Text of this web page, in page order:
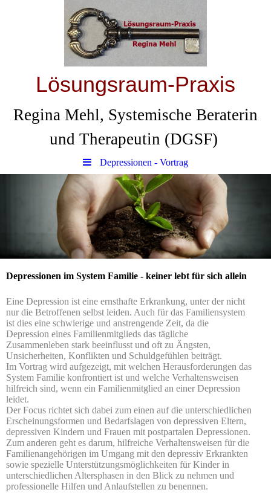
Lösungsraum-Praxis
Regina Mehl, Systemische Beraterin
und Therapeutin (DGSF)
Depressionen - Vortrag
Depressionen im System Familie - keiner lebt für sich allein
Eine Depression ist eine ernsthafte Erkrankung, unter der nicht
nur die Betroffenen selbst leiden. Auch für das Familiensystem
ist dies eine schwierige und anstrengende Zeit, da die
Depression eines Familienmitglieds das tägliche
Zusammenleben stark beeinflusst und oft zu Ängsten,
Unsicherheiten, Konflikten und Schuldgefühlen beiträgt.
Im Vortrag wird aufgezeigt, mit welchen Herausforderungen das
System Familie konfrontiert ist und welche Verhaltensweisen
hilfreich sind, wenn ein Familienmitglied an einer Depression
leidet.
Der Focus richtet sich dabei zum einen auf die unterschiedlichen
Erscheinungsformen und Bedarfslagen von depressiven Eltern,
depressiven Kindern und Frauen mit postpartalen Depressionen.
Zum anderen geht es darum, hilfreiche Verhaltensweisen für die
Familienangehörigen im Umgang mit den depressiv Erkrankten
sowie spezielle Unterstützungsmöglichkeiten für Kinder in
unterschiedlichen Altersphasen in den Blick zu nehmen und
professionelle Hilfen und Anlaufstellen zu benennen.